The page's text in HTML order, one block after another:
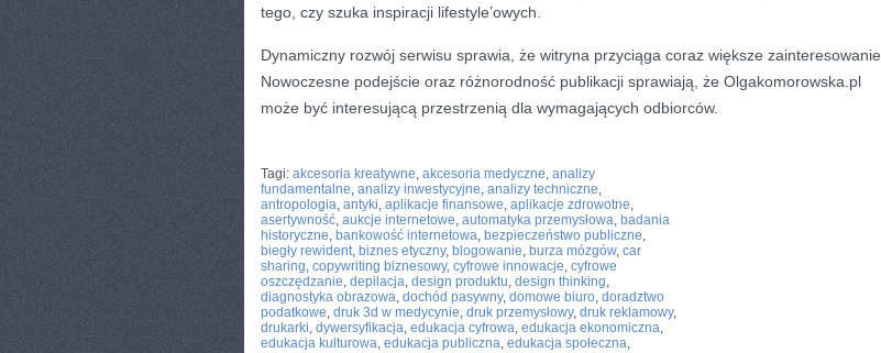
tego, czy szuka inspiracji lifestyle’owych.
Dynamiczny rozwój serwisu sprawia, że witryna przyciąga coraz większe zainteresowanie.
Nowoczesne podejście oraz różnorodność publikacji sprawiają, że Olgakomorowska.pl
może być interesującą przestrzenią dla wymagających odbiorców.
Tagi: akcesoria kreatywne, akcesoria medyczne, analizy
fundamentalne, analizy inwestycyjne, analizy techniczne,
antropologia, antyki, aplikacje finansowe, aplikacje zdrowotne,
asertywność, aukcje internetowe, automatyka przemysłowa, badania
historyczne, bankowość internetowa, bezpieczeństwo publiczne,
biegły rewident, biznes etyczny, blogowanie, burza mózgów, car
sharing, copywriting biznesowy, cyfrowe innowacje, cyfrowe
oszczędzanie, depilacja, design produktu, design thinking,
diagnostyka obrazowa, dochód pasywny, domowe biuro, doradztwo
podatkowe, druk 3d w medycynie, druk przemysłowy, druk reklamowy,
drukarki, dywersyfikacja, edukacja cyfrowa, edukacja ekonomiczna,
edukacja kulturowa, edukacja publiczna, edukacja społeczna,